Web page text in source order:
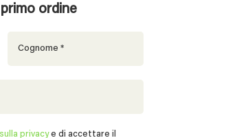
ordine
privacye di accettare il